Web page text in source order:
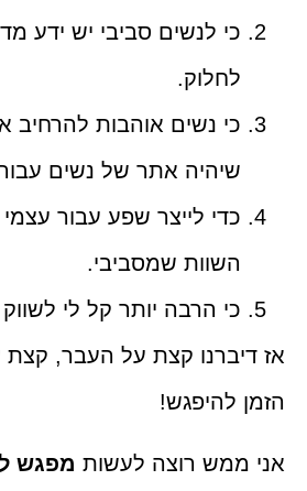
כי לנשים סביבי יש ידע
לחלוק.
כי נשים אוהבות להרחיב
שיהיה אתר של נשים
כדי לייצר שפע עבור
השוות שמסביבי.
כי הרבה יותר קל לי
אז דיברנו קצת על העבר, קצת
הזמן להיפגש!
אני ממש רוצה לעשות מפגש